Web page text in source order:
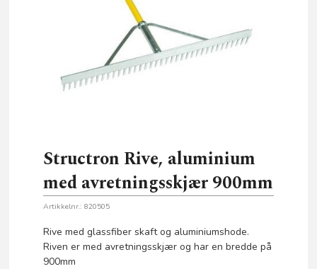
Structron Rive, aluminium
med avretningsskjær 900mm
Artikkelnr.: 820505
Rive med glassfiber skaft og aluminiumshode.
Riven er med avretningsskjær og har en bredde på
900mm